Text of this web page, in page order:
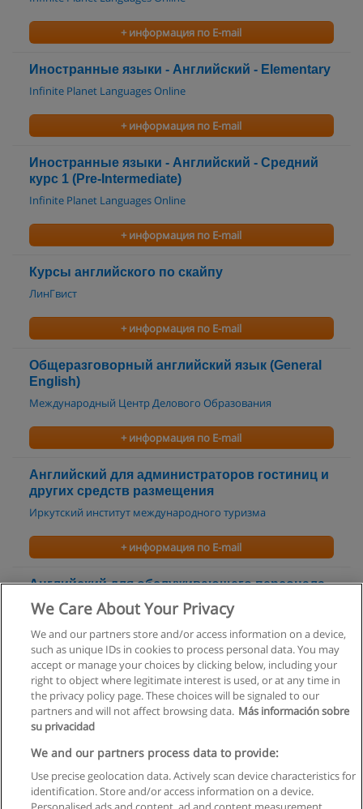
+ информация по E-mail
Иностранные языки - Английский - Elementary
Infinite Planet Languages Online
+ информация по E-mail
Иностранные языки - Английский - Средний
курс 1 (Pre-Intermediate)
Infinite Planet Languages Online
+ информация по E-mail
Курсы английского по скайпу
ЛинГвист
+ информация по E-mail
Общеразговорный английский язык (General
English)
Международный Центр Делового Образования
+ информация по E-mail
Английский для администраторов гостиниц и
других средств размещения
Иркутский институт международного туризма
+ информация по E-mail
Английский для обслуживающего персонала
ресторана
Иркутский институт международного туризма
+ информация по E-mail
Правила пользования
Конфиденциальность информации
We Care About Your Privacy
We and our partners store and/or access information on a device,
such as unique IDs in cookies to process personal data. You may
accept or manage your choices by clicking below, including your
right to object where legitimate interest is used, or at any time in
the privacy policy page. These choices will be signaled to our
partners and will not affect browsing data. Más información sobre
su privacidad
We and our partners process data to provide:
Use precise geolocation data. Actively scan device characteristics for
identification. Store and/or access information on a device.